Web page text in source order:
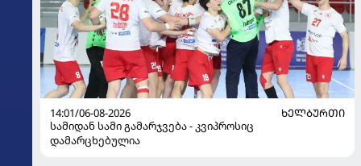
14:01/06-08-2026
ᲮᲔᲚᲑᲣᲠᲗᲘ
სამიდან სამი გამარჯვება - კვიპროსიც
დამარცხებულია